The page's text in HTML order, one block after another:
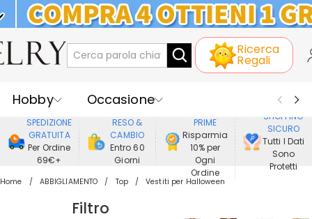
KLARNA: PAGAMENTO A RATE SENZA
INTERESSI
Ricerca
Regali
Hobby
Occasione
Ricevente
Best Seller
Nuovi
Gioielli
Casa&Vita
Abbigliamento
SPEDIZIONE
GRATUITA
Per Ordine
69€+
RESO &
CAMBIO
Entro 60
Giorni
PRIME
Risparmia
10% per
Ogni
Ordine
SHOPPING
SICURO
Tutti I Dati
Sono
Protetti
Home ABBIGLIAMENTO Top Vestiti per Halloween
Filtro